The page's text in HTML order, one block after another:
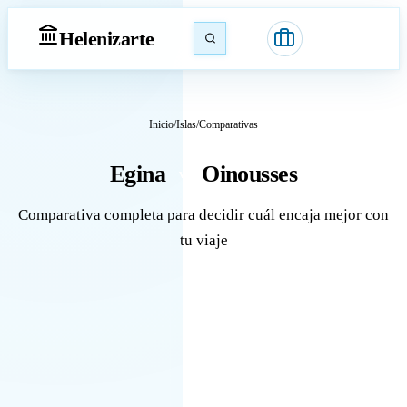
Helenizarte
Inicio/Islas/Comparativas
Egina Oinousses
Comparativa completa para decidir cuál encaja mejor con
tu viaje